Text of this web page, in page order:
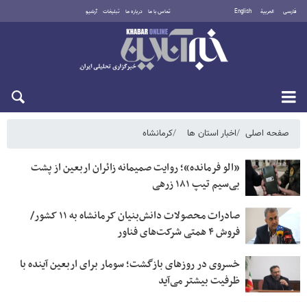
فارسی العربية English تماس با ما درباره ما تبلیغات آرشیو
پنجشنبه ۱۵ مرداد ۱۴۰۵
صفحه اصلی اخبار استان ها کرمانشاه
«الو فرمانده»؛ روایت صمیمانه زائران اربعین از پشت
بی‌سیم تیپ ۱۸۱ زرهی
صادرات محصولات دانش‌بنیان کرمانشاه به ۱۱ کشور/
فروش ۴ همتی شرکت‌های فناور
خسروی در روزهای بازگشت؛ سومار برای اربعین آینده با
ظرفیت بیشتر می‌آید